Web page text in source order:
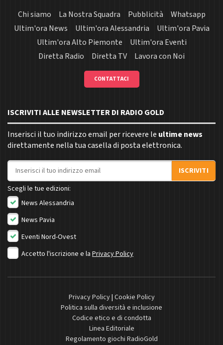
Chi siamo La Nostra Squadra Pubblicità
Whatsapp
Ultim'ora News
Ultim'ora Alessandria
Ultim'ora Pavia
Ultim'ora Alto Piemonte
Ultim'ora Eventi
Diretta Radio
Diretta TV Lavora con Noi
CONTATTACI
ISCRIVITI ALLE NEWSLETTER DI RADIO GOLD
Inserisci il tuo indirizzo email per ricevere le ultime news
direttamente nella tua casella di posta elettronica.
Indirizzo email
ISCRIVITI
Scegli le tue edizioni:
News Alessandria
News Pavia
Eventi Nord-Ovest
Accetto l'iscrizione e la Privacy Policy
Privacy Policy| Cookie Policy
Politica sulla diversità e inclusione
Codice etico e di condotta
Linea Editoriale
Regolamento giochi RadioGold